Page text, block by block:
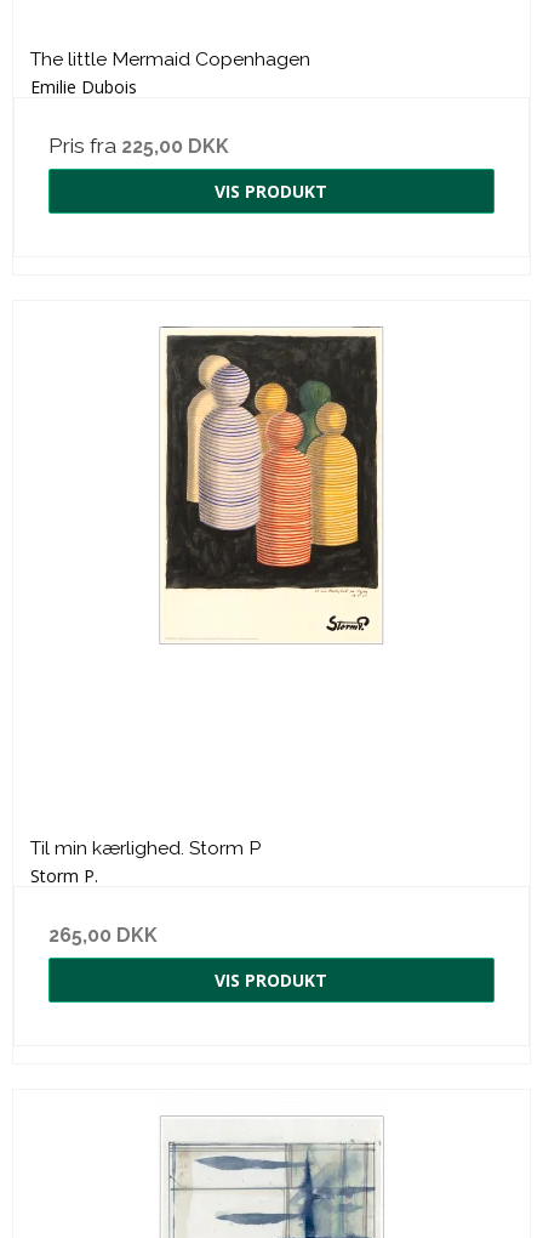
The little Mermaid Copenhagen
Emilie Dubois
Pris fra 225,00 DKK
VIS PRODUKT
Til min kærlighed. Storm P
Storm P.
265,00 DKK
VIS PRODUKT